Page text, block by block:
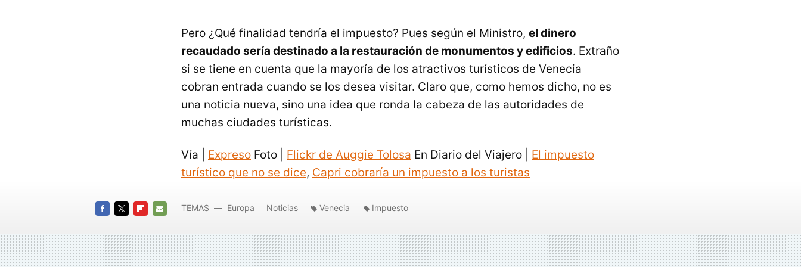
Pero ¿Qué finalidad tendría el impuesto? Pues según el Ministro, el dinero
recaudado sería destinado a la restauración de monumentos y edificios. Extraño
si se tiene en cuenta que la mayoría de los atractivos turísticos de Venecia
cobran entrada cuando se los desea visitar. Claro que, como hemos dicho, no es
una noticia nueva, sino una idea que ronda la cabeza de las autoridades de
muchas ciudades turísticas.
Vía | Expreso Foto | Flickr de Auggie Tolosa En Diario del Viajero | El impuesto
turístico que no se dice, Capri cobraría un impuesto a los turistas
MAIL
TEMAS Europa Noticias Venecia Impuesto